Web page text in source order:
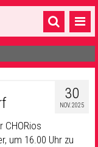
30
NOV. 2025
CHORios
um 16.00 Uhr zu